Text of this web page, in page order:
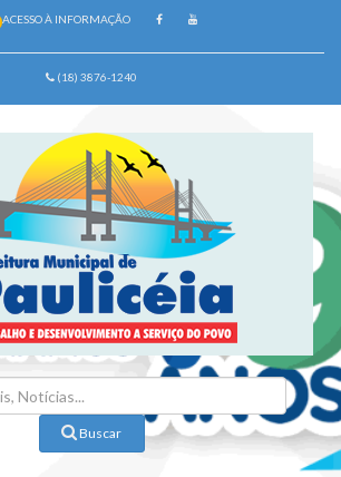
ACESSO À INFORMAÇÃO
(18) 3876-1240
Buscar